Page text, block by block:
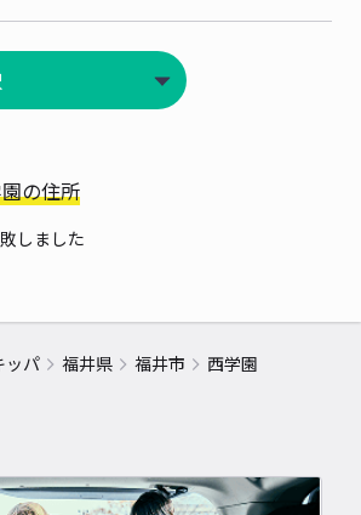
の住所
しました
ッパ 福井県 福井市 西学園